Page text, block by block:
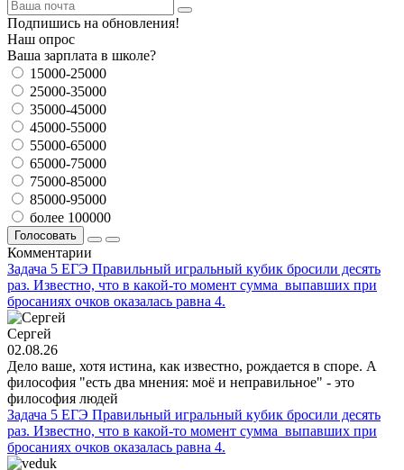
Подпишись на обновления!
Наш опрос
Ваша зарплата в школе?
15000-25000
25000-35000
35000-45000
45000-55000
55000-65000
65000-75000
75000-85000
85000-95000
более 100000
Голосовать
Комментарии
Задача 5 ЕГЭ Правильный игральный кубик бросили десять
раз. Известно, что в какой-то момент сумма выпавших при
бросаниях очков оказалась равна 4.
Сергей
02.08.26
Дело ваше, хотя истина, как известно, рождается в споре. А
философия "есть два мнения: моё и неправильное" - это
философия людей
Задача 5 ЕГЭ Правильный игральный кубик бросили десять
раз. Известно, что в какой-то момент сумма выпавших при
бросаниях очков оказалась равна 4.